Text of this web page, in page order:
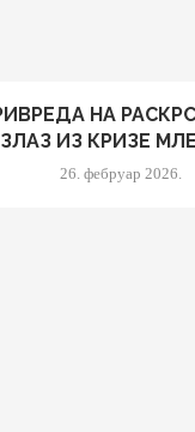
НА
ИЗ КРИЗЕ
26. фебруар 2026.